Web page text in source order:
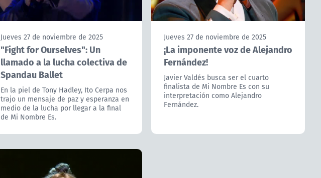
Jueves 27 de noviembre de 2025
"Fight for Ourselves": Un
llamado a la lucha colectiva de
Spandau Ballet
En la piel de Tony Hadley, Ito Cerpa nos
trajo un mensaje de paz y esperanza en
medio de la lucha por llegar a la final
de Mi Nombre Es.
Jueves 27 de noviembre de 2025
¡La imponente voz de Alejandro
Fernández!
Javier Valdés busca ser el cuarto
finalista de Mi Nombre Es con su
interpretación como Alejandro
Fernández.